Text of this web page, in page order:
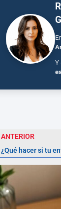
Y
ANTERIOR